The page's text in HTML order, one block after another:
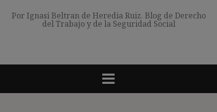
Por Ignasi Beltran de Heredia Ruiz. Blog de Derecho
del Trabajo y de la Seguridad Social